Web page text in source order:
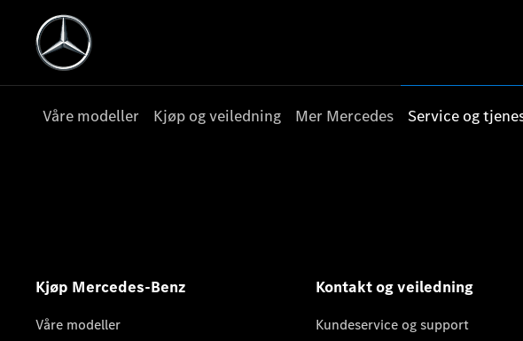
Våre modeller Kjøp og veiledning Mer Mercedes Service og
Kjøp Mercedes-Benz
Våre modeller
Kontakt og veiledning
Kundeservice og support